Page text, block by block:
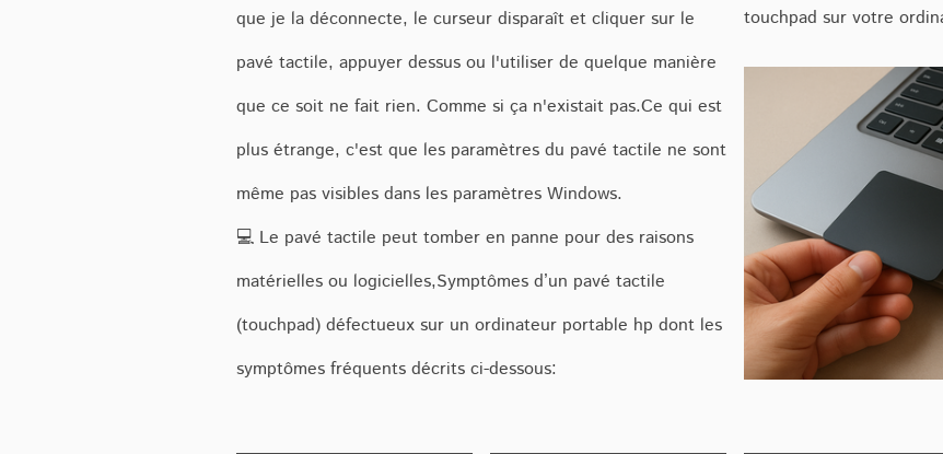
que je la déconnecte, le curseur disparaît et cliquer sur le
pavé tactile, appuyer dessus ou l'utiliser de quelque manière
que ce soit ne fait rien. Comme si ça n'existait pas.Ce qui est
plus étrange, c'est que les paramètres du pavé tactile ne sont
même pas visibles dans les paramètres Windows.
💻 Le pavé tactile peut tomber en panne pour des raisons
matérielles ou logicielles,Symptômes d’un pavé tactile
(touchpad) défectueux sur un ordinateur portable hp dont les
symptômes fréquents décrits ci-dessous:
touchpad sur votre